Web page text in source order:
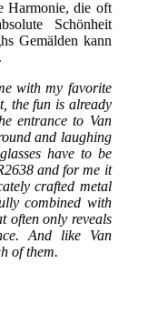
Harmonie, die oft
Schönheit
Gemälden kann
with my favorite
the fun is already
entrance to Van
and laughing
have to be
and for me it
crafted metal
combined with
often only reveals
And like Van
of them.